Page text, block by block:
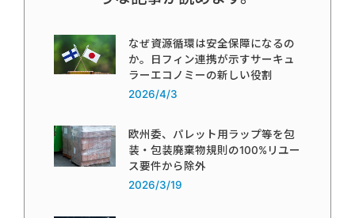
なぜ資源循環は安全保障になるの
か。日フィン連携が示すサーキュ
ラーエコノミーの新しい役割
2026/4/3
欧州委、パレット用ラップ等を包
装・包装廃棄物規則の100%リユー
ス要件から除外
2026/3/19